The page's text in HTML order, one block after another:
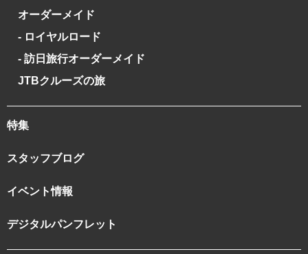
オーダーメイド
- ロイヤルロード
- 訪日旅行オーダーメイド
JTBクルーズの旅
特集
スタッフブログ
イベント情報
デジタルパンフレット